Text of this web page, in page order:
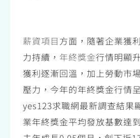
薪資項目 方面，隨著企業獲
力持續， 年終獎金行情明顯
獲利逐漸回溫，加上勞動市
壓力，今年的年終獎金行情
yes123求職網最新調查結果
業年終獎金平均發放基數達到